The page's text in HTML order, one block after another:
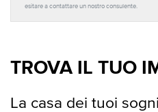
esitare a contattare un nostro consulente.
TROVA IL TUO
La casa dei tuoi